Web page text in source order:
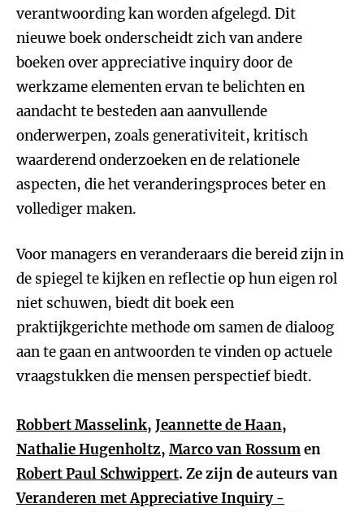
verantwoording kan worden afgelegd. Dit
nieuwe boek onderscheidt zich van andere
boeken over appreciative inquiry door de
werkzame elementen ervan te belichten en
aandacht te besteden aan aanvullende
onderwerpen, zoals generativiteit, kritisch
waarderend onderzoeken en de relationele
aspecten, die het veranderingsproces beter en
vollediger maken.
Voor managers en veranderaars die bereid zijn in
de spiegel te kijken en reflectie op hun eigen rol
niet schuwen, biedt dit boek een
praktijkgerichte methode om samen de dialoog
aan te gaan en antwoorden te vinden op actuele
vraagstukken die mensen perspectief biedt.
Robbert Masselink, Jeannette de Haan,
Nathalie Hugenholtz, Marco van Rossumen
Robert Paul Schwippert. Ze zijn de auteurs van
Veranderen met Appreciative Inquiry -